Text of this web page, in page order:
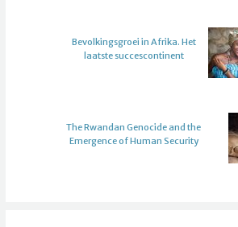
Bevolkingsgroei in Afrika. Het
laatste succescontinent
The Rwandan Genocide and the
Emergence of Human Security